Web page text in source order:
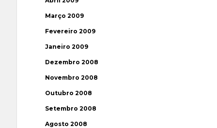
Março 2009
Fevereiro 2009
Janeiro 2009
Dezembro 2008
Novembro 2008
Outubro 2008
Setembro 2008
Agosto 2008